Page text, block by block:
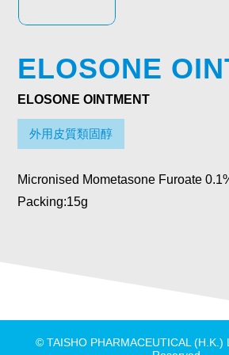
ELOSONE
ELOSONE OINTMENT
外用皮質類固醇
Micronised Mometasone Furoate
Packing:15g
© TAISHO PHARMACEUTICAL (H.K.)